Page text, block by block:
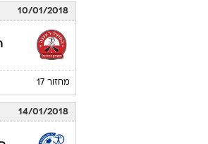
10/01/2018
מחזור 17
14/01/2018